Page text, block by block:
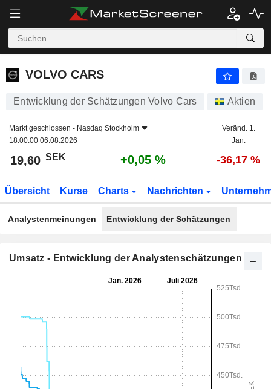
VOLVO CARS
VOLVO CARS
Entwicklung der Schätzungen Volvo Cars Aktien
Markt geschlossen - Nasdaq Stockholm
18:00:00 06.08.2026
Veränd. 1.
Jan.
19,60 SEK +0,05 % -36,17 %
Übersicht Kurse Charts Nachrichten
Analystenmeinungen Entwicklung der Schätzungen
Umsatz - Entwicklung der Analystenschätzungen